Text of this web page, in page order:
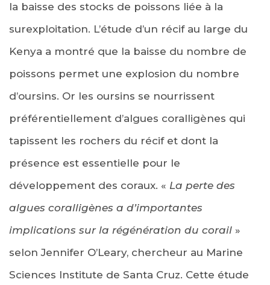
la baisse des stocks de poissons liée à la
surexploitation. L’étude d’un récif au large du
Kenya a montré que la baisse du nombre de
poissons permet une explosion du nombre
d’oursins. Or les oursins se nourrissent
préférentiellement d’algues coralligènes qui
tapissent les rochers du récif et dont la
présence est essentielle pour le
développement des coraux. « La perte des
algues coralligènes a d’importantes
implications sur la régénération du corail »
selon Jennifer O’Leary, chercheur au Marine
Sciences Institute de Santa Cruz. Cette étude